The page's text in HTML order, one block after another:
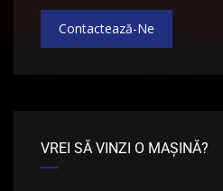
Contactează-Ne
VREI SĂ VINZI O MAȘINĂ?